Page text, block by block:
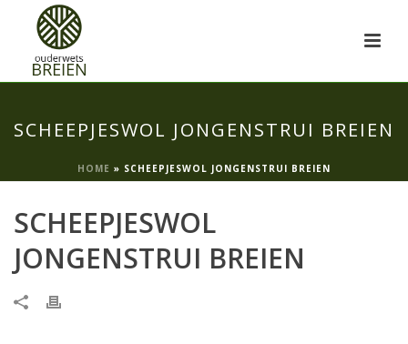
SCHEEPJESWOL JONGENSTRUI BREIEN
HOME » SCHEEPJESWOL JONGENSTRUI BREIEN
SCHEEPJESWOL
JONGENSTRUI BREIEN